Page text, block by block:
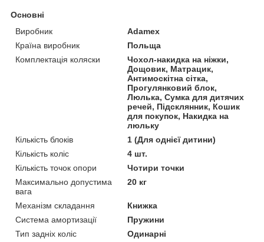
Основні
Виробник
Adamex
Країна виробник
Польща
Комплектація коляски
Чохол-накидка на ніжки,
Дощовик, Матрацик,
Антимоскітна сітка,
Прогулянковий блок,
Люлька, Сумка для дитячих
речей, Підсклянник, Кошик
для покупок, Накидка на
люльку
Кількість блоків
1 (Для однієї дитини)
Кількість коліс
4 шт.
Кількість точок опори
Чотири точки
Максимально допустима
вага
20 кг
Механізм складання
Книжка
Система амортизації
Пружини
Тип задніх коліс
Одинарні